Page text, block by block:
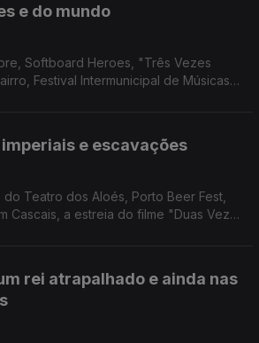
e do mundo
Softboard Heroes, "Três Vezes
Festival Intermunicipal de Músicas
e escavações
Teatro dos Aloés, Porto Beer Fest,
Cascais, a estreia do filme "Duas Vezes
rei atrapalhado e ainda nas